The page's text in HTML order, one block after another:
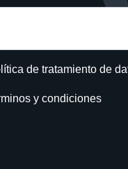
de tratamiento de
y condiciones
en blanco, por favor.